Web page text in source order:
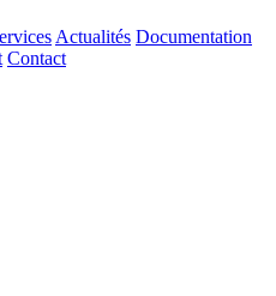
Actualités Documentation
Contact